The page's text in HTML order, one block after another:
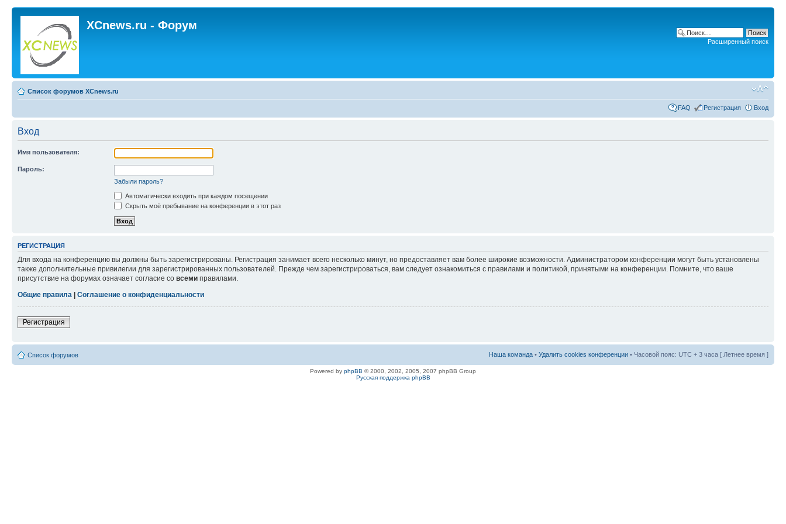
XCnews.ru - Форум
Расширенный поиск
Список форумов XCnews.ru
FAQ Регистрация Вход
Вход
Имя пользователя:
Пароль:
Забыли пароль?
Автоматически входить при каждом посещении
Скрыть моё пребывание на конференции в этот раз
РЕГИСТРАЦИЯ
Для входа на конференцию вы должны быть зарегистрированы. Регистрация занимает всего несколько минут, но предоставляет вам более широкие возможности. Администратором конференции могут быть установлены
также дополнительные привилегии для зарегистрированных пользователей. Прежде чем зарегистрироваться, вам следует ознакомиться с правилами и политикой, принятыми на конференции. Помните, что ваше
присутствие на форумах означает согласие со всеми правилами.
Общие правила | Соглашение о конфиденциальности
Регистрация
Список форумов Наша команда • Удалить cookies конференции • Часовой пояс: UTC + 3 часа [ Летнее время ]
Powered by phpBB © 2000, 2002, 2005, 2007 phpBB Group
Русская поддержка phpBB